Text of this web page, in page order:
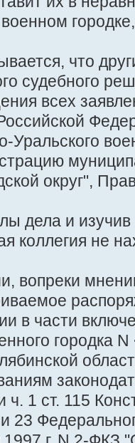
что
судебного
всех
округ",
дела и
коллегия не
вопреки
в части
городка
ч. 1 ст. 115
23